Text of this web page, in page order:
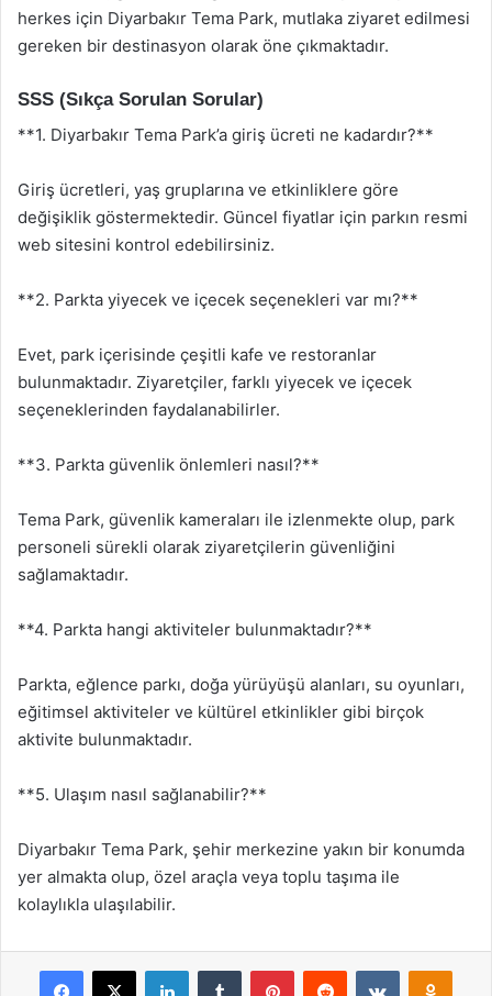
herkes için Diyarbakır Tema Park, mutlaka ziyaret edilmesi
gereken bir destinasyon olarak öne çıkmaktadır.
SSS (Sıkça Sorulan Sorular)
**1. Diyarbakır Tema Park’a giriş ücreti ne kadardır?**
Giriş ücretleri, yaş gruplarına ve etkinliklere göre
değişiklik göstermektedir. Güncel fiyatlar için parkın resmi
web sitesini kontrol edebilirsiniz.
**2. Parkta yiyecek ve içecek seçenekleri var mı?**
Evet, park içerisinde çeşitli kafe ve restoranlar
bulunmaktadır. Ziyaretçiler, farklı yiyecek ve içecek
seçeneklerinden faydalanabilirler.
**3. Parkta güvenlik önlemleri nasıl?**
Tema Park, güvenlik kameraları ile izlenmekte olup, park
personeli sürekli olarak ziyaretçilerin güvenliğini
sağlamaktadır.
**4. Parkta hangi aktiviteler bulunmaktadır?**
Parkta, eğlence parkı, doğa yürüyüşü alanları, su oyunları,
eğitimsel aktiviteler ve kültürel etkinlikler gibi birçok
aktivite bulunmaktadır.
**5. Ulaşım nasıl sağlanabilir?**
Diyarbakır Tema Park, şehir merkezine yakın bir konumda
yer almakta olup, özel araçla veya toplu taşıma ile
kolaylıkla ulaşılabilir.
Facebook
X LinkedInTumblr PinterestReddit VKontakte